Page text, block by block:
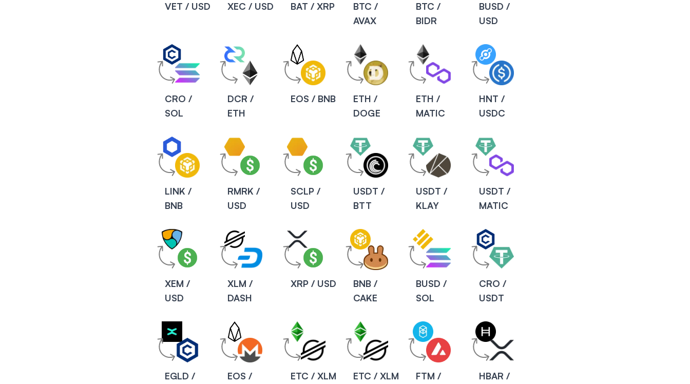
VET / USD XEC / USD BAT / XRP
BTC /
AVAX
BTC /
BIDR
BUSD /
USD
CRO /
SOL
DCR /
ETH
EOS / BNB
ETH /
DOGE
ETH /
MATIC
HNT /
USDC
LINK /
BNB
RMRK /
USD
SCLP /
USD
USDT /
BTT
USDT /
KLAY
USDT /
MATIC
XEM /
USD
XLM /
DASH
XRP / USD
BNB /
CAKE
BUSD /
SOL
CRO /
USDT
EGLD /
EOS /
ETC / XLM ETC / XLM
FTM /
HBAR /